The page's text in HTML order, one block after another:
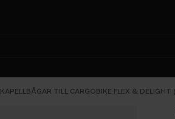
KAPELLBÅGAR TILL CARGOBIKE FLEX &